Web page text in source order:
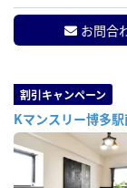
お問合
割引キャンペーン
Kマンスリー博多